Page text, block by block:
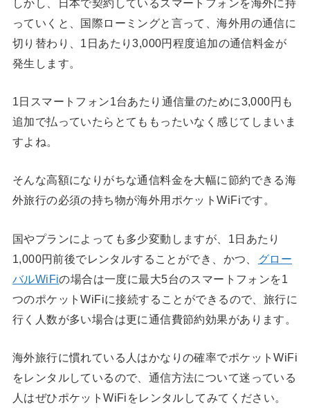
しかし、日本で契約しているスマートフォンを海外に持
っていくと、国際ローミングと言って、海外用の通信に
切り替わり、1日あたり3,000円程度追加の通信料金が
発生します。
1日スマートフォン1台あたり通信量のために3,000円も
追加で払っていたらとてももったいなく感じてしまいま
すよね。
そんな高額になりがちな通信料金を大幅に節約できる海
外旅行の必須の持ち物が海外用ポケットWiFiです。
国やプランによっても多少変動しますが、1日あたり
1,000円前後でレンタルすることができ、かつ、
グロー
バルWiFiの場合は一度に最大5台のスマートフォンを1
つのポケットWiFiに接続することができるので、旅行に
行く人数が多い場合は更に通信費節約効果があります。
海外旅行に慣れている人はかなりの確率でポケットWiFi
をレンタルしているので、通信方法について迷っている
人はぜひポケットWiFiをレンタルしてみてください。